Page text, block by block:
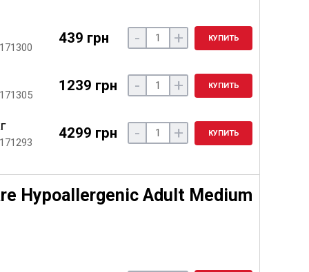
439 грн - + КУПИТЬ
1239 грн - + КУПИТЬ
4299 грн - + КУПИТЬ
Hypoallergenic Adult Medium